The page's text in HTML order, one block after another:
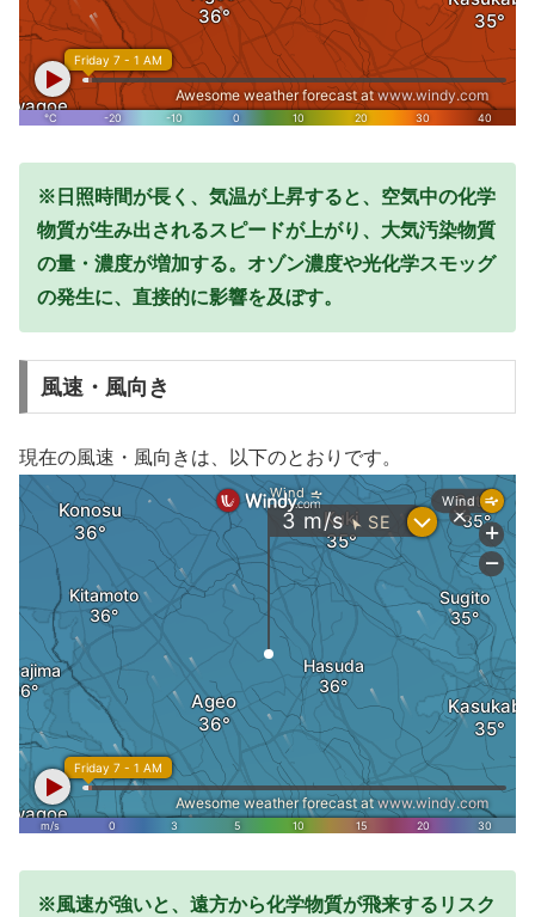
※日照時間が長く、気温が上昇すると、空気中の化学
物質が生み出されるスピードが上がり、大気汚染物質
の量・濃度が増加する。オゾン濃度や光化学スモッグ
の発生に、直接的に影響を及ぼす。
風速・風向き
現在の風速・風向きは、以下のとおりです。
※風速が強いと、遠方から化学物質が飛来するリスク